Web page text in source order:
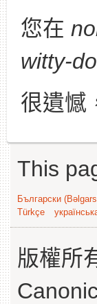
您在
witty-
很遺憾
This
Български
Türkçe
版權所